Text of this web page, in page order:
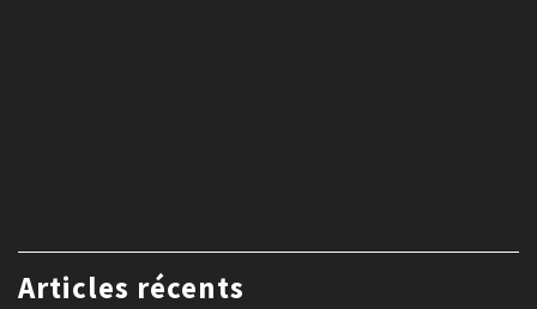
Articles récents